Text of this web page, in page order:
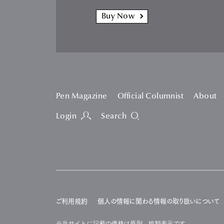
Buy Now
Pen Magazine Official Columnist About
Login Search
ご利用規約 個人の情報に関わる情報の取り扱いについて